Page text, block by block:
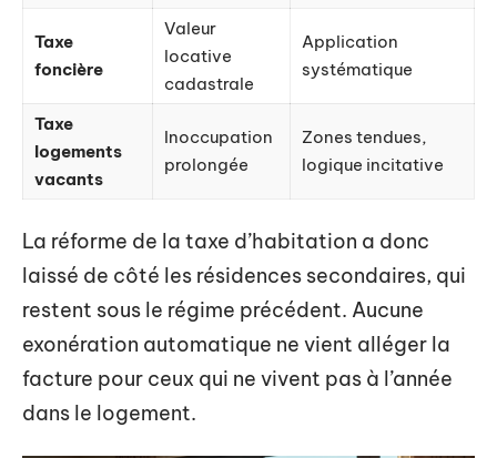
Taxe
foncière
Valeur
locative
cadastrale
Application
systématique
Taxe
logements
vacants
Inoccupation
prolongée
Zones tendues,
logique incitative
La réforme de la taxe d’habitation a donc
laissé de côté les résidences secondaires, qui
restent sous le régime précédent. Aucune
exonération automatique ne vient alléger la
facture pour ceux qui ne vivent pas à l’année
dans le logement.